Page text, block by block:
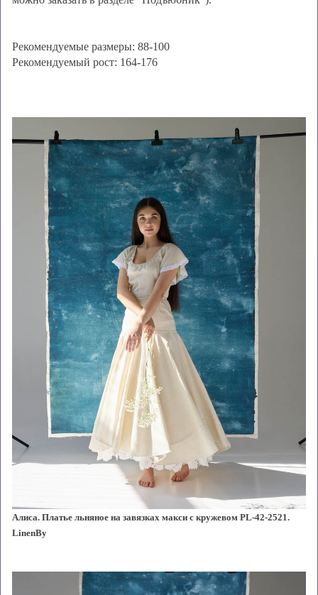
Рекомендуемые размеры: 88-100
Рекомендуемый рост: 164-176
Алиса. Платье льняное на завязках макси с кружевом PL-42-2521.
LinenBy